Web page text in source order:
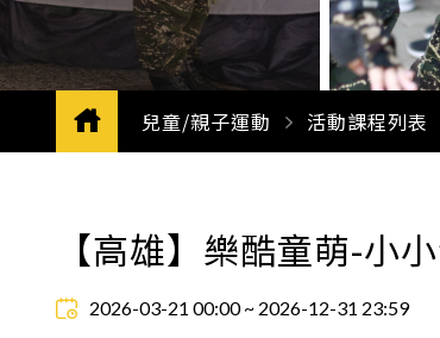
兒童/親子運動 活動課程列表
【高雄】樂酷童萌-小
2026-03-21 00:00 ~ 2026-12-31 23:59